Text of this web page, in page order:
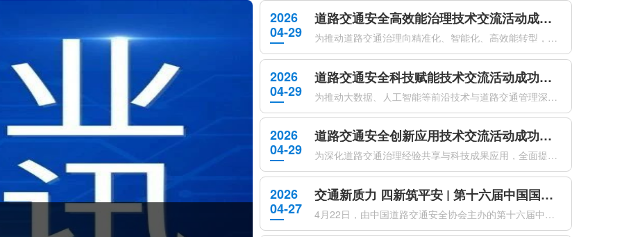
路交通安全产品博览会圆满闭幕
2026
04-29
道路交通安全高效能治理技术交流活动成功举办
为推动道路交通治理向精准化、智能化、高效能转型，加快先进技术在交通安全治理中的落地应用。2026年4月21日下午，由公安部道路交通安全研究中心、中国道路交通安全协会共同主办的道路交通安全高效能治理技术交流活动在南京国际博览会议中心成功举办。来自公安交通管理部门、科研机构、高等院校及相关企业的专家代表...
2026
04-29
道路交通安全科技赋能技术交流活动成功举办
为推动大数据、人工智能等前沿技术与道路交通管理深度融合，以科技创新赋能交管工作提质增效，全面提升道路交通安全治理现代化水平，2026年4月21日下午，由公安部道路交通安全研究中心、中国道路交通安全协会联合主办的道路交通安全科技赋能技术交流活动在南京国际博览会议中心成功举办。来自公安交通管理部门、科研...
2026
04-29
道路交通安全创新应用技术交流活动成功举办
为深化道路交通治理经验共享与科技成果应用，全面提升道路交通安全治理现代化水平，2026年4月21日下午，由公安部道路交通安全研究中心、中国道路交通安全协会共同主办的道路交通安全创新应用技术交流活动在南京国际博览会议中心成功举办。来自全国公安交通管理部门、科研院所、高等院校及科技企业的代表，共同聚焦道...
2026
04-27
交通新质力 四新筑平安 | 第十六届中国国际道路交通安全产品博览会盛大开幕
4月22日，由中国道路交通安全协会主办的第十六届中国国际道路交通安全产品博览会（以下简称“交博会”）在南京国际博览中心盛大开幕。本届交博会以“交通新质力四新筑平安”为主题，紧扣“新警务理念、新运行模式、新技术装备、新管理体系”四新要求，全面汇聚道路交通安全领域前沿科技成果与创新解决方案，以科技创新驱...